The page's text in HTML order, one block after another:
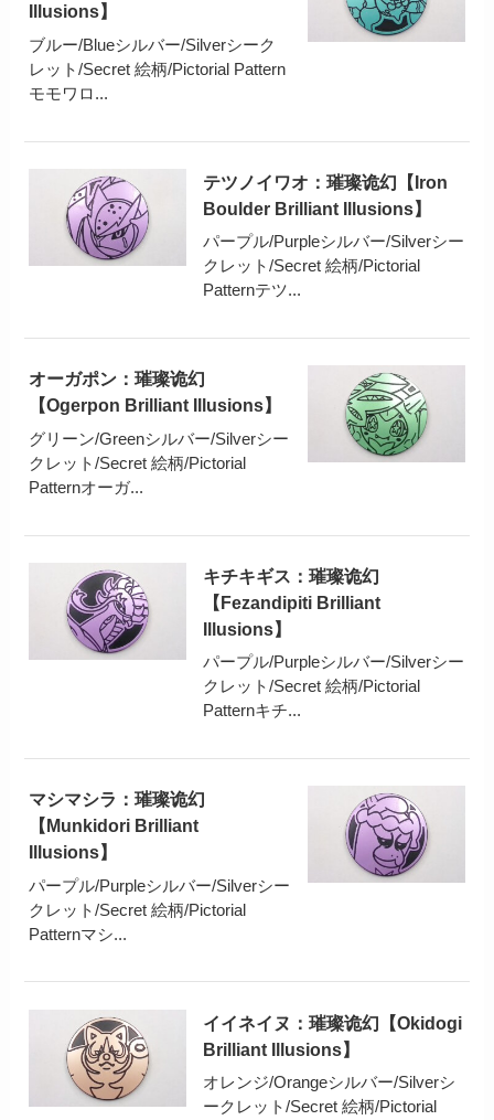
Illusions】
ブルー/Blueシルバー/Silverシーク
レット/Secret 絵柄/Pictorial Pattern
モモワロ...
テツノイワオ：璀璨诡幻【Iron
Boulder Brilliant Illusions】
パープル/Purpleシルバー/Silverシー
クレット/Secret 絵柄/Pictorial
Patternテツ...
オーガポン：璀璨诡幻
【Ogerpon Brilliant Illusions】
グリーン/Greenシルバー/Silverシー
クレット/Secret 絵柄/Pictorial
Patternオーガ...
キチキギス：璀璨诡幻
【Fezandipiti Brilliant
Illusions】
パープル/Purpleシルバー/Silverシー
クレット/Secret 絵柄/Pictorial
Patternキチ...
マシマシラ：璀璨诡幻
【Munkidori Brilliant
Illusions】
パープル/Purpleシルバー/Silverシー
クレット/Secret 絵柄/Pictorial
Patternマシ...
イイネイヌ：璀璨诡幻【Okidogi
Brilliant Illusions】
オレンジ/Orangeシルバー/Silverシ
ークレット/Secret 絵柄/Pictorial